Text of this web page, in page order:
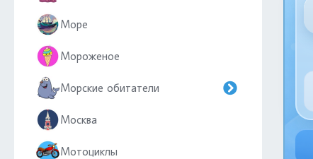
Море
Мороженое
Морские обитатели
Москва
Мотоциклы